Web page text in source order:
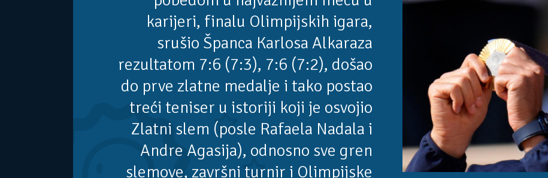
karijeri, finalu Olimpijskih igara,
srušio Španca Karlosa Alkaraza
rezultatom 7:6 (7:3), 7:6 (7:2), došao
do prve zlatne medalje i tako postao
treći teniser u istoriji koji je osvojio
Zlatni slem (posle Rafaela Nadala i
Andre Agasija), odnosno sve gren
slemove, završni turnir i Olimpijske